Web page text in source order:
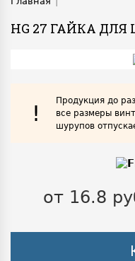
HG 27 ГАЙКА ДЛЯ
!
Продукция до
все размеры
шурупов
от 16.8